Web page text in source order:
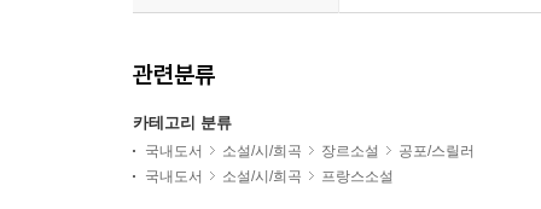
관련분류
카테고리 분류
국내도서 소설/시/희곡 장르소설
공포/스릴러
국내도서
소설/시/희곡 프랑스소설